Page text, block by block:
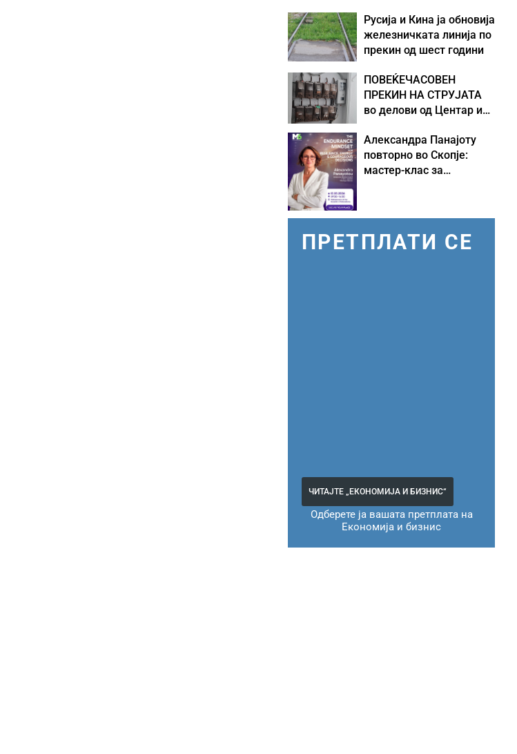
воените конфликти во
Персискиот Залив
Русија и Кина ја обновија
железничката линија по
прекин од шест години
ПОВЕЌЕЧАСОВЕН
ПРЕКИН НА СТРУЈАТА
во делови од Центар и
Александра Панајоту
повторно во Скопје:
мастер-клас за
ПРЕТПЛАТИ СЕ
ЧИТАЈТЕ „ЕКОНОМИЈА И БИЗНИС“
Одберете ја вашата претплата на
Економија и бизнис